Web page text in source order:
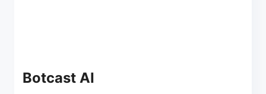
Botcast AI